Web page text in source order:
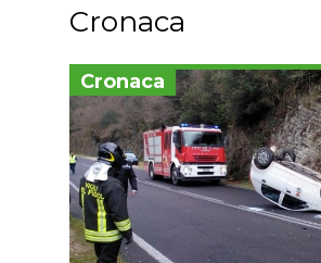
Cronaca
Cronaca